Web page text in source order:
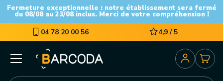
Fermeture exceptionnelle : notre établissement sera fermé
du 08/08 au 23/08 inclus. Merci de votre compréhension !
04 78 20 00 56 4,9 / 5